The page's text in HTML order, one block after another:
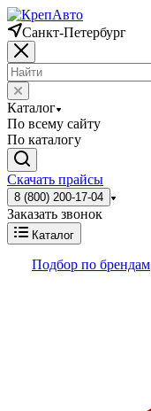
Санкт-Петербург
Каталог
По всему сайту
По каталогу
Скачать прайсы
8 (800) 200-17-04
Заказать звонок
Каталог
Подбор по брендам